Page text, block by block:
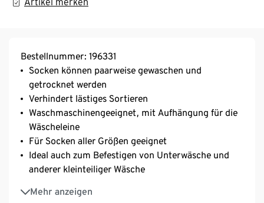
Bestellnummer: 196331
Socken können paarweise gewaschen und
getrocknet werden
Verhindert lästiges Sortieren
Waschmaschinengeeignet, mit Aufhängung für die
Wäscheleine
Für Socken aller Größen geeignet
Ideal auch zum Befestigen von Unterwäsche und
anderer kleinteiliger Wäsche
Mehr anzeigen
Inkl. Aufbewahrungsbeutel